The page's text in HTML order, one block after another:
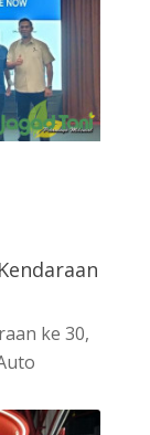
ke 30,